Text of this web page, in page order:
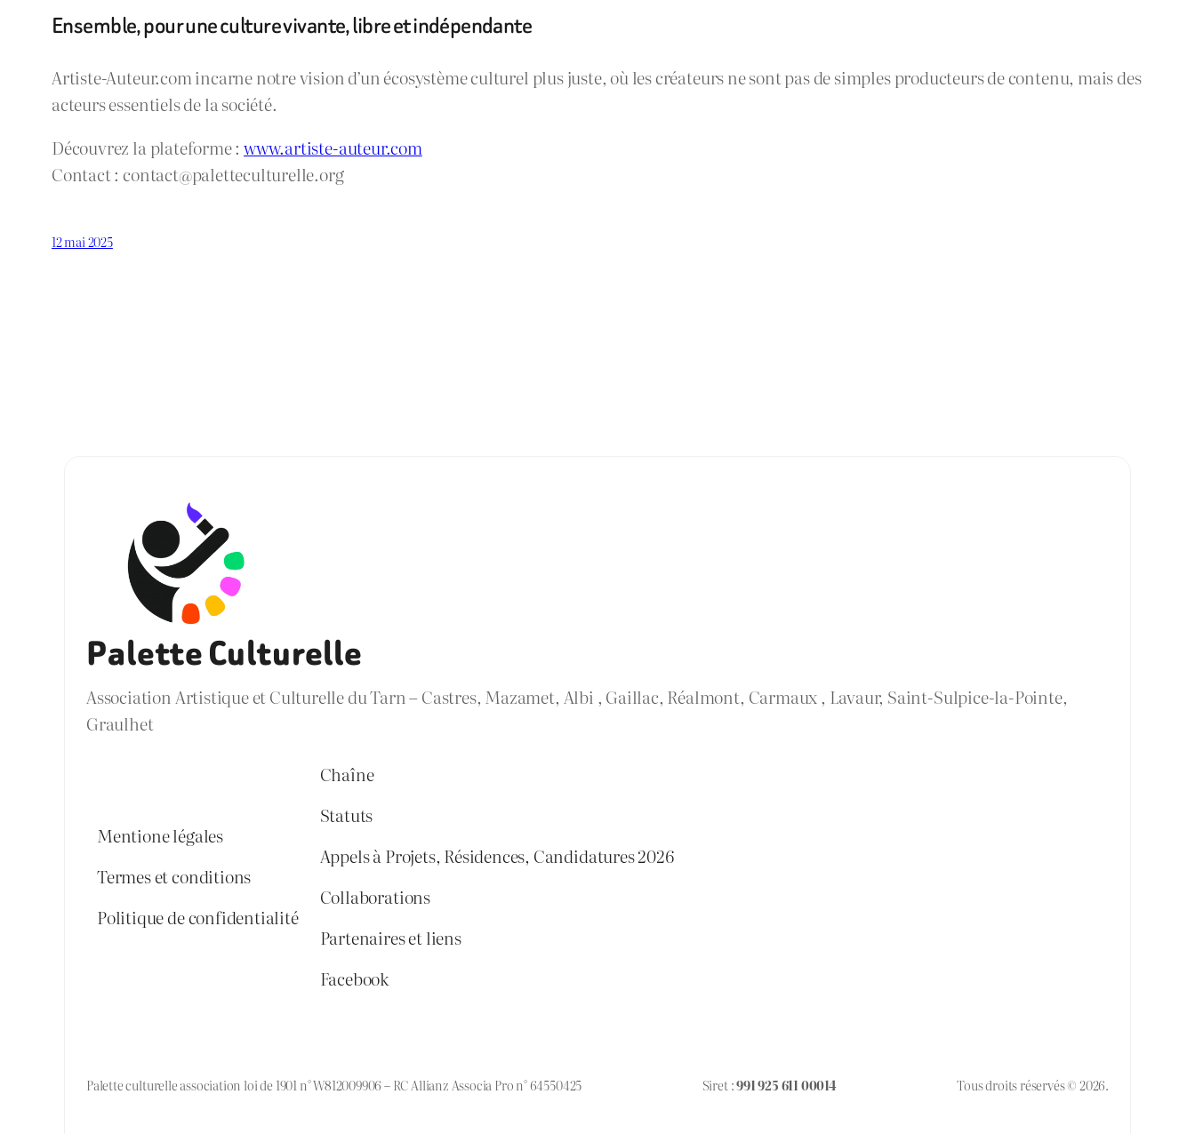
Ensemble, pour une culture vivante, libre et indépendante
Artiste-Auteur.com incarne notre vision d’un écosystème culturel plus juste, où les créateurs ne sont pas de simples producteurs de contenu, mais des
acteurs essentiels de la société.
Découvrez la plateforme :www.artiste-auteur.com
Contact : contact@paletteculturelle.org
12 mai 2025
Palette Culturelle
Association Artistique et Culturelle du Tarn – Castres, Mazamet, Albi , Gaillac, Réalmont, Carmaux , Lavaur, Saint-Sulpice-la-Pointe,
Graulhet
Mentione légales
Termes et conditions
Politique de confidentialité
Chaîne
Statuts
Appels à Projets, Résidences, Candidatures 2026
Collaborations
Partenaires et liens
Facebook
Palette culturelle association loi de 1901 n° W812009906 – RC Allianz Associa Pro n° 64550425 Siret :991 925 611 00014 Tous droits réservés © 2026.